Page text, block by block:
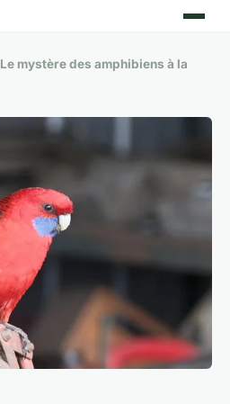
Le mystère des amphibiens à la